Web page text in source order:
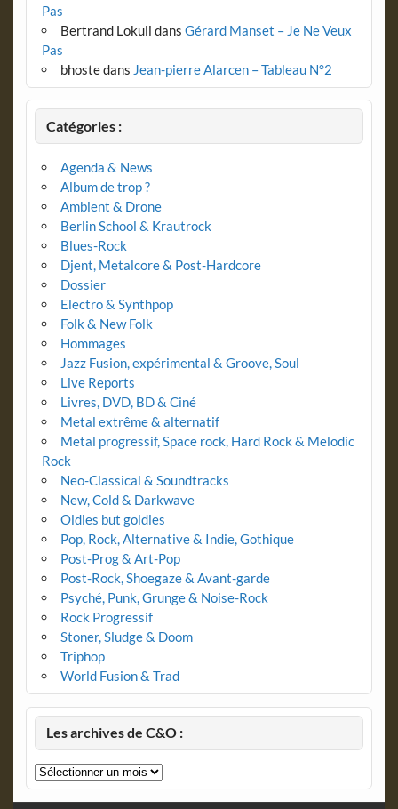
Pas
Bertrand Lokuli dans Gérard Manset – Je Ne Veux
Pas
bhostedans Jean-pierre Alarcen – Tableau N°2
Catégories :
Agenda & News
Album de trop ?
Ambient & Drone
Berlin School & Krautrock
Blues-Rock
Djent, Metalcore & Post-Hardcore
Dossier
Electro & Synthpop
Folk & New Folk
Hommages
Jazz Fusion, expérimental & Groove, Soul
Live Reports
Livres, DVD, BD & Ciné
Metal extrême & alternatif
Metal progressif, Space rock, Hard Rock & Melodic
Rock
Neo-Classical & Soundtracks
New, Cold & Darkwave
Oldies but goldies
Pop, Rock, Alternative & Indie, Gothique
Post-Prog & Art-Pop
Post-Rock, Shoegaze & Avant-garde
Psyché, Punk, Grunge & Noise-Rock
Rock Progressif
Stoner, Sludge & Doom
Triphop
World Fusion & Trad
Les archives de C&O :
Les
archives